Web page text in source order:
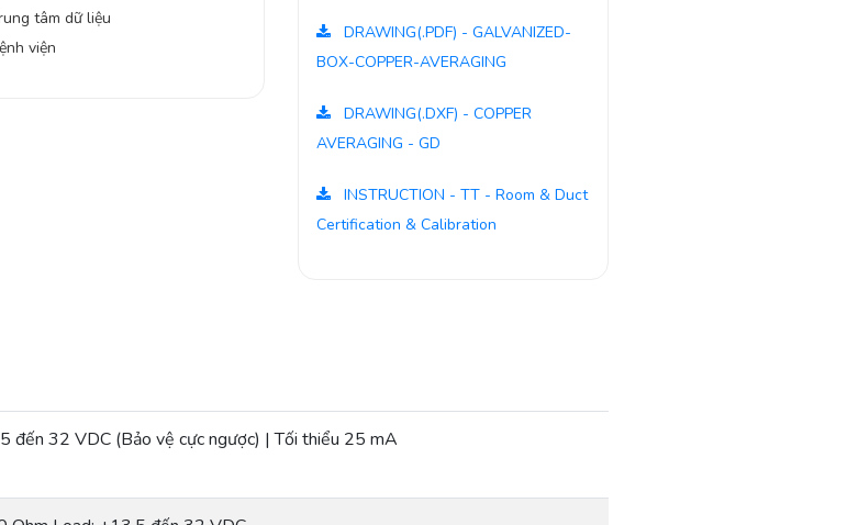
tâm dữ liệu
viện
DRAWING(.PDF) - GALVANIZED-
BOX-COPPER-AVERAGING
DRAWING(.DXF) - COPPER
AVERAGING - GD
INSTRUCTION - TT - Room & Duct
Certification & Calibration
đến 32 VDC (Bảo vệ cực ngược) | Tối thiểu 25 mA